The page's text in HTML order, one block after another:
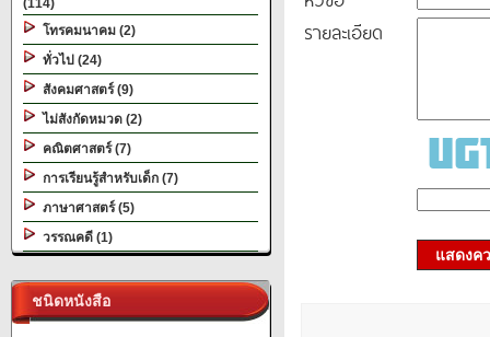
(114)
โทรคมนาคม (2)
ทั่วไป (24)
สังคมศาสตร์ (9)
ไม่สังกัดหมวด (2)
คณิตศาสตร์ (7)
การเรียนรู้สำหรับเด็ก (7)
ภาษาศาสตร์ (5)
วรรณคดี (1)
ชนิดหนังสือ
รายละเอียด
แสดงค